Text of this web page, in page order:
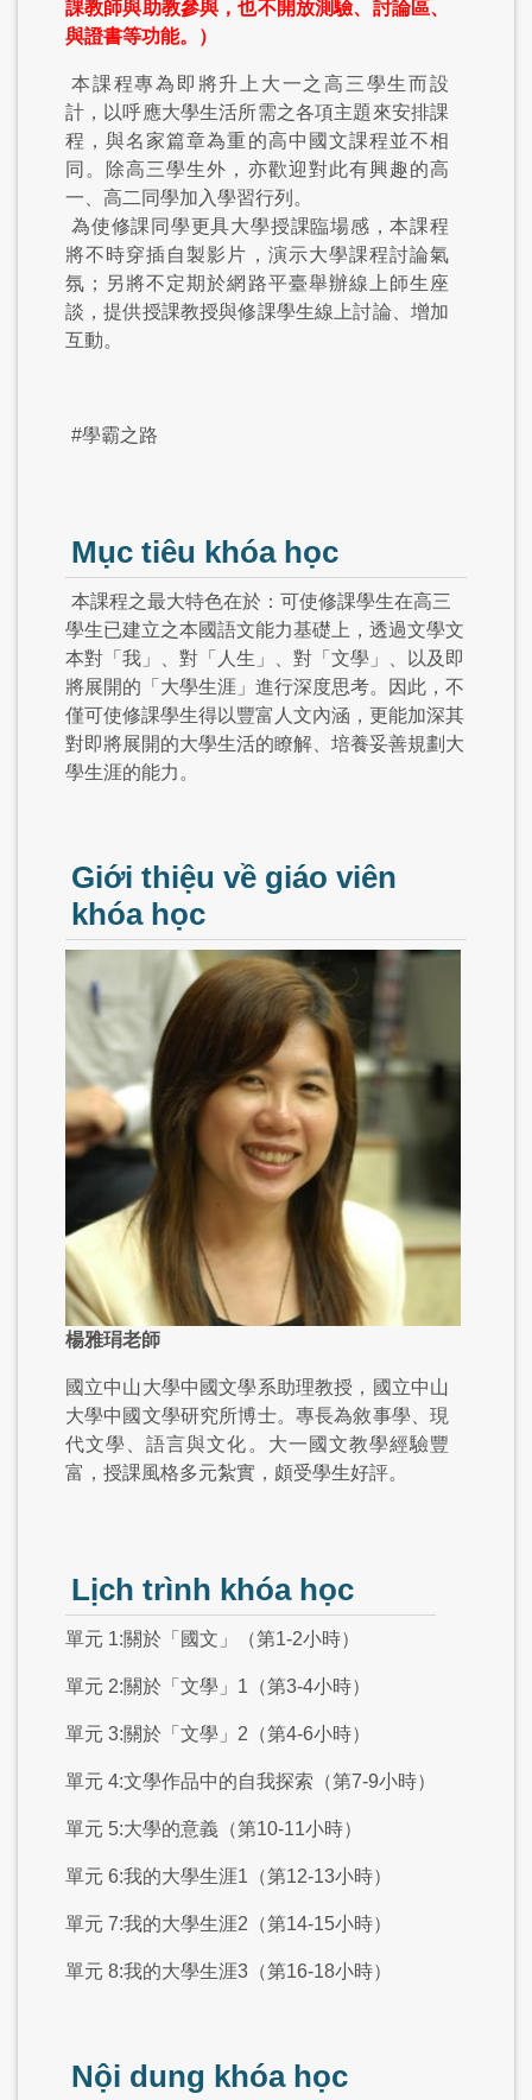
課教師與助教參與，也不開放測驗、討論區、
與證書等功能。）
本課程專為即將升上大一之高三學生而設
計，以呼應大學生活所需之各項主題來安排課
程，與名家篇章為重的高中國文課程並不相
同。除高三學生外，亦歡迎對此有興趣的高
一、高二同學加入學習行列。
為使修課同學更具大學授課臨場感，本課程
將不時穿插自製影片，演示大學課程討論氣
氛；另將不定期於網路平臺舉辦線上師生座
談，提供授課教授與修課學生線上討論、增加
互動。
#學霸之路
Mục tiêu khóa học
本課程之最大特色在於：可使修課學生在高三
學生已建立之本國語文能力基礎上，透過文學文
本對「我」、對「人生」、對「文學」、以及即
將展開的「大學生涯」進行深度思考。因此，不
僅可使修課學生得以豐富人文內涵，更能加深其
對即將展開的大學生活的瞭解、培養妥善規劃大
學生涯的能力。
Giới thiệu về giáo viên
khóa học
楊雅琄老師
國立中山大學中國文學系助理教授，國立中山
大學中國文學研究所博士。專長為敘事學、現
代文學、語言與文化。大一國文教學經驗豐
富，授課風格多元紮實，頗受學生好評。
Lịch trình khóa học
單元 1:關於「國文」（第1-2小時）
單元 2:關於「文學」1（第3-4小時）
單元 3:關於「文學」2（第4-6小時）
單元 4:文學作品中的自我探索（第7-9小時）
單元 5:大學的意義（第10-11小時）
單元 6:我的大學生涯1（第12-13小時）
單元 7:我的大學生涯2（第14-15小時）
單元 8:我的大學生涯3（第16-18小時）
Nội dung khóa học